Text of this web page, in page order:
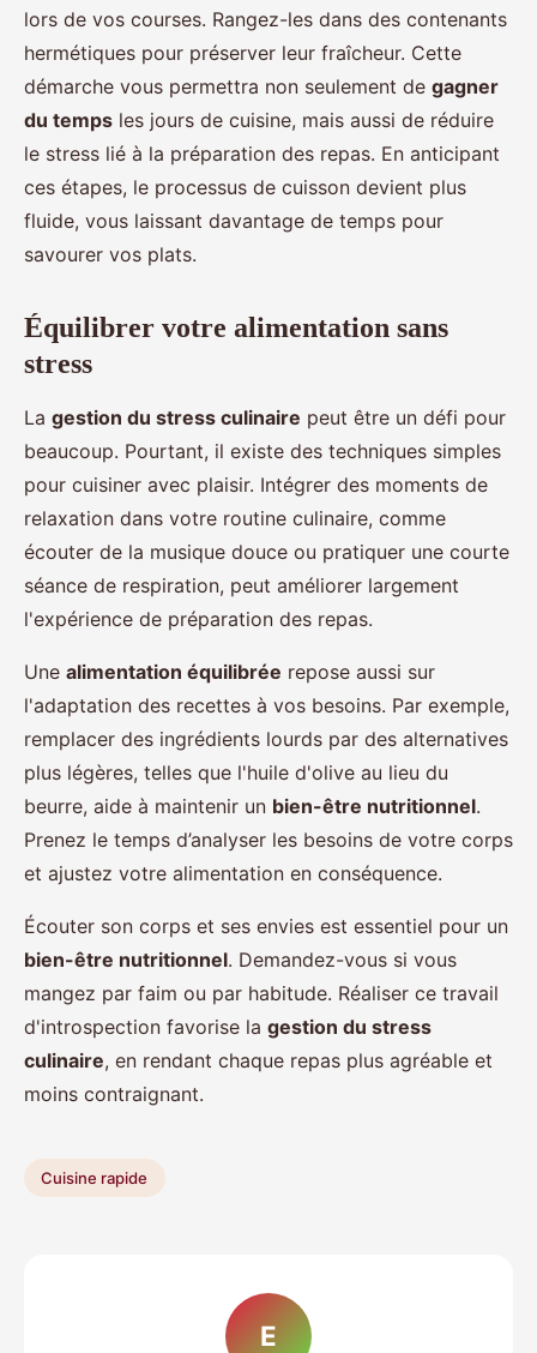
lors de vos courses. Rangez-les dans des contenants
hermétiques pour préserver leur fraîcheur. Cette
démarche vous permettra non seulement de gagner
du temps les jours de cuisine, mais aussi de réduire
le stress lié à la préparation des repas. En anticipant
ces étapes, le processus de cuisson devient plus
fluide, vous laissant davantage de temps pour
savourer vos plats.
Équilibrer votre alimentation sans
stress
La gestion du stress culinaire peut être un défi pour
beaucoup. Pourtant, il existe des techniques simples
pour cuisiner avec plaisir. Intégrer des moments de
relaxation dans votre routine culinaire, comme
écouter de la musique douce ou pratiquer une courte
séance de respiration, peut améliorer largement
l'expérience de préparation des repas.
Une alimentation équilibrée repose aussi sur
l'adaptation des recettes à vos besoins. Par exemple,
remplacer des ingrédients lourds par des alternatives
plus légères, telles que l'huile d'olive au lieu du
beurre, aide à maintenir un bien-être nutritionnel.
Prenez le temps d’analyser les besoins de votre corps
et ajustez votre alimentation en conséquence.
Écouter son corps et ses envies est essentiel pour un
bien-être nutritionnel. Demandez-vous si vous
mangez par faim ou par habitude. Réaliser ce travail
d'introspection favorise la gestion du stress
culinaire, en rendant chaque repas plus agréable et
moins contraignant.
Cuisine rapide
E